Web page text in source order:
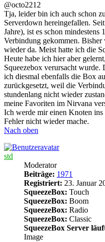
@octo2212
Tja, leider bin ich auch schon
Serverdown hereingefallen.
Jahre), ist es schon
Verbindung gekommen.
wieder da. Meist hatte ich die
Heute habe ich hier aber
Squeezebox verursacht
ich diesmal ebenfalls die Box
zurückgesetzt, weil die
stundenlang nicht wieder
meine Favoriten im Nirvana
Ich werde mir einen Knoten
Fehler nicht wieder mache.
Nach oben
std
Moderator
Beiträge: 1971
Registriert: 23. Januar
SqueezeBox: Touch
SqueezeBox: Boom
SqueezeBox: Radio
SqueezeBox: Classic
SqueezeBox Server
Image